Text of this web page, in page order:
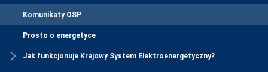
Komunikaty OSP
Prosto o energetyce
Jak funkcjonuje Krajowy System Elektroenergetyczny?